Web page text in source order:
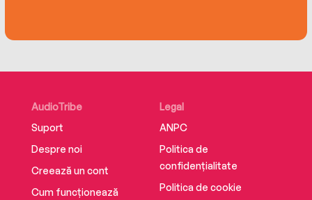
AudioTribe
Suport
Despre noi
Creează un cont
Cum funcționează
Legal
ANPC
Politica de
confidențialitate
Politica de cookie